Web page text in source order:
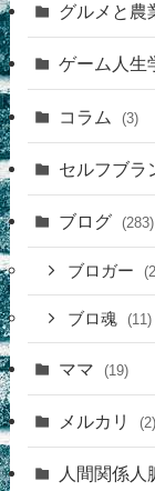
グルメと農
ゲーム人生
コラム (3)
セルフブラ
ブログ (283)
ブロガー
ブロ魂 (11)
ママ (19)
メルカリ (2)
人間関係人